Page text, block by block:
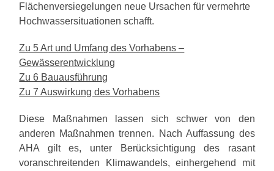
Flächenversiegelungen neue Ursachen für vermehrte
Hochwassersituationen schafft.
Zu 5 Art und Umfang des Vorhabens –
Gewässerentwicklung
Zu 6 Bauausführung
Zu 7 Auswirkung des Vorhabens
Diese Maßnahmen lassen sich schwer von den
anderen Maßnahmen trennen. Nach Auffassung des
AHA gilt es, unter Berücksichtigung des rasant
voranschreitenden Klimawandels, einhergehend mit